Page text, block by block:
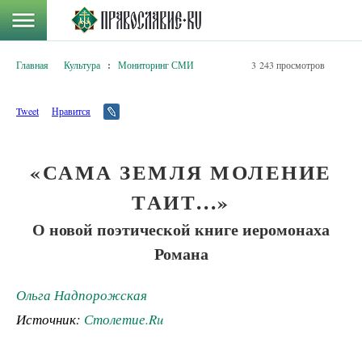
Главная Культура : Мониторинг СМИ 3 243 просмотров
Tweet Нравится
«САМА ЗЕМЛЯ МОЛЕНИЕ
ТАИТ...»
О новой поэтической книге иеромонаха
Романа
Ольга Надпорожская
Источник: Столетие.Ru